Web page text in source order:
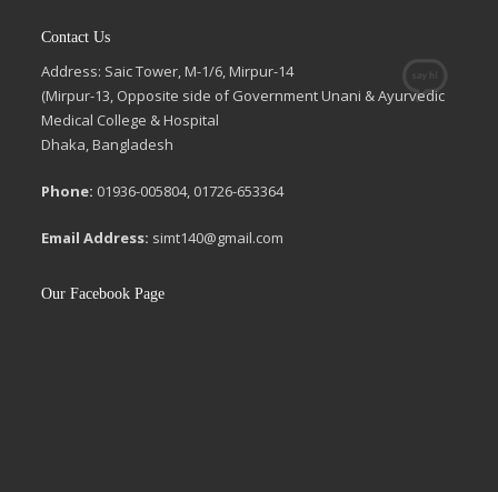
Contact Us
Address: Saic Tower, M-1/6, Mirpur-14
(Mirpur-13, Opposite side of Government Unani & Ayurvedic
Medical College & Hospital
Dhaka, Bangladesh
Phone: 01936-005804, 01726-653364
Email Address: simt140@gmail.com
Our Facebook Page